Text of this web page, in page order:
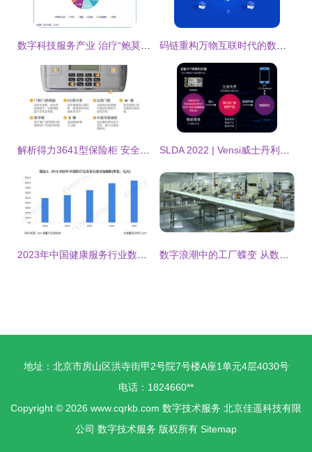
地址：北京市房山区洪寺街甲2号院7号楼A座1单元4层4030号
电话：1824660**
Copyright © 2026 www.cqrkb.com 数字技术服务 北京佳遥科技有限
公司 数字技术服务 版权所有 Sitemap